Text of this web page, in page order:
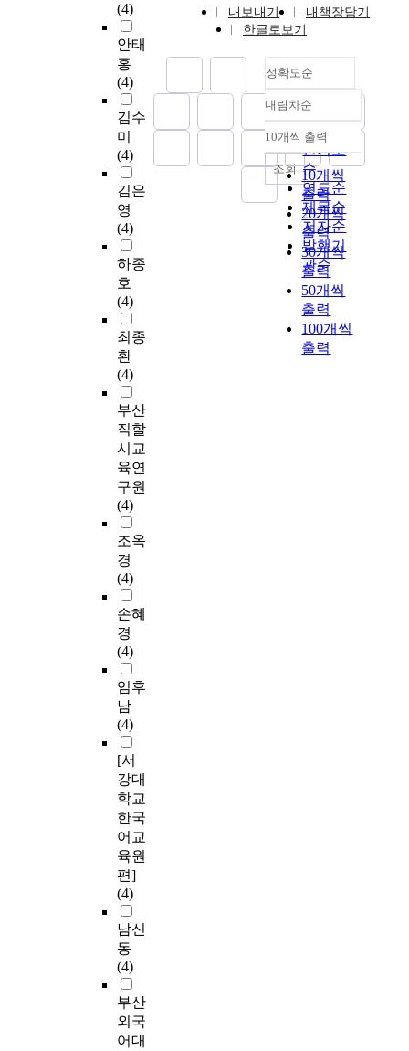
(4)
안태
홍
(4)
김수
미
(4)
김은
영
(4)
하종
호
(4)
최종
환
(4)
부산
직할
시교
육연
구원
(4)
조옥
경
(4)
손혜
경
(4)
임후
남
(4)
[서
강대
학교
한국
어교
육원
편]
(4)
남신
동
(4)
부산
외국
어대
내보내기
내책장담기
한글로보기
정확도순
정확도
순
인기도
순
연도순
제목순
저자순
발행기
관순
내림차순
내림차순
10개씩 출력
10개씩
출력
20개씩
출력
30개씩
출력
50개씩
출력
100개씩
출력
조회